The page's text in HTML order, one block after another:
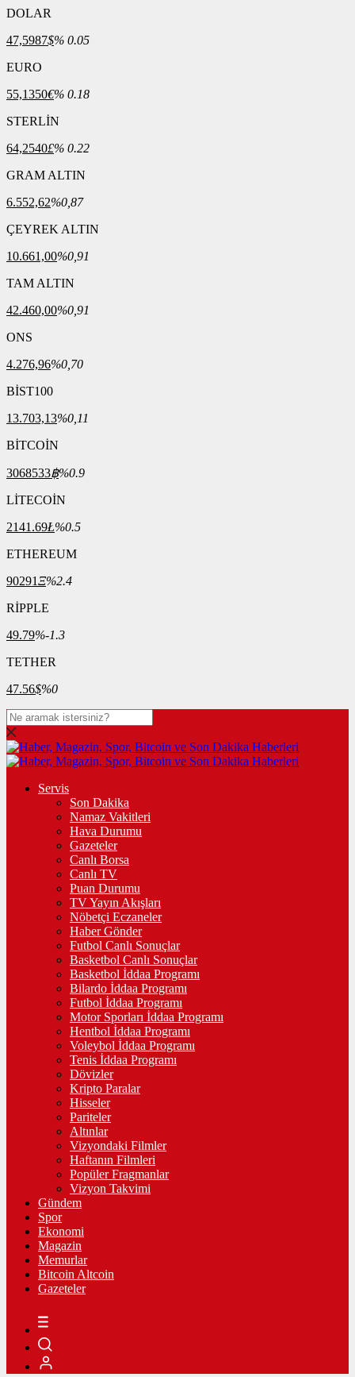
DOLAR
47,5987$% 0.05
EURO
55,1350€% 0.18
STERLİN
64,2540£% 0.22
GRAM ALTIN
6.552,62%0,87
ÇEYREK ALTIN
10.661,00%0,91
TAM ALTIN
42.460,00%0,91
ONS
4.276,96%0,70
BİST100
13.703,13%0,11
BİTCOİN
3068533฿%0.9
LİTECOİN
2141.69Ł%0.5
ETHEREUM
90291Ξ%2.4
RİPPLE
49.79%-1.3
TETHER
47.56$%0
Servis
Son Dakika
Namaz Vakitleri
Hava Durumu
Gazeteler
Canlı Borsa
Canlı TV
Puan Durumu
TV Yayın Akışları
Nöbetçi Eczaneler
Haber Gönder
Futbol Canlı Sonuçlar
Basketbol Canlı Sonuçlar
Basketbol İddaa Programı
Bilardo İddaa Programı
Futbol İddaa Programı
Motor Sporları İddaa Programı
Hentbol İddaa Programı
Voleybol İddaa Programı
Tenis İddaa Programı
Dövizler
Kripto Paralar
Hisseler
Pariteler
Altınlar
Vizyondaki Filmler
Haftanın Filmleri
Popüler Fragmanlar
Vizyon Takvimi
Gündem
Spor
Ekonomi
Magazin
Memurlar
Bitcoin Altcoin
Gazeteler